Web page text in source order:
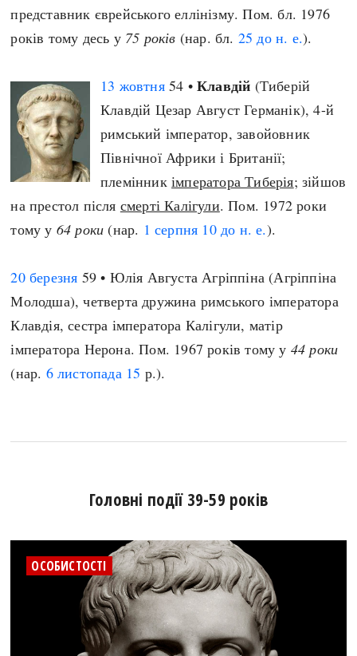
представник єврейського еллінізму. Пом. бл. 1976
років тому десь у 75 років (нар. бл. 25 до н. е.).
13 жовтня54 •Клавдій (Тиберій
Клавдій Цезар Август Германік), 4-й
римський імператор, завойовник
Північної Африки і Британії;
племінникімператора Тиберія; зійшов
на престол після смерті Калігули. Пом. 1972 роки
тому у 64 роки (нар. 1 серпня 10 до н. е.).
20 березня 59 • Юлія Августа Агріппіна (Агріппіна
Молодша), четверта дружина римського імператора
Клавдія, сестра імператора Калігули, матір
імператора Нерона. Пом. 1967 років тому у 44 роки
(нар. 6 листопада 15 р.).
Головні події 39-59 років
ОСОБИСТОСТІ